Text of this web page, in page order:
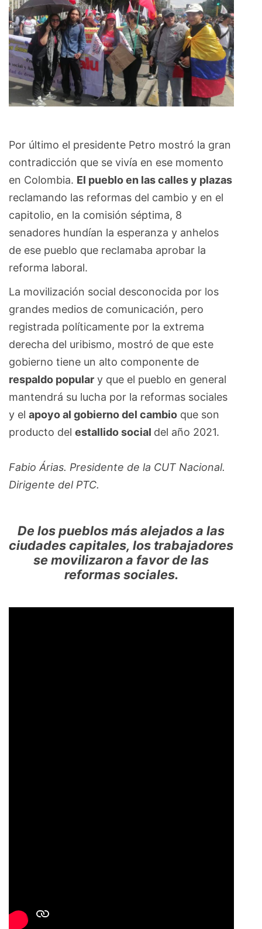
Por último el presidente Petro mostró la gran
contradicción que se vivía en ese momento
en Colombia. El pueblo en las calles y plazas
reclamando las reformas del cambio y en el
capitolio, en la comisión séptima, 8
senadores hundían la esperanza y anhelos
de ese pueblo que reclamaba aprobar la
reforma laboral.
La movilización social desconocida por los
grandes medios de comunicación, pero
registrada políticamente por la extrema
derecha del uribismo, mostró de que este
gobierno tiene un alto componente de
respaldo popular y que el pueblo en general
mantendrá su lucha por la reformas sociales
y el apoyo al gobierno del cambio que son
producto del estallido social del año 2021.
Fabio Árias. Presidente de la CUT Nacional.
Dirigente del PTC.
De los pueblos más alejados a las
ciudades capitales, los trabajadores
se movilizaron a favor de las
reformas sociales.